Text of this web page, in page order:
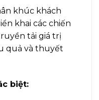
khúc khách
khai các chiến
tải giá trị
quả và thuyết
biệt: